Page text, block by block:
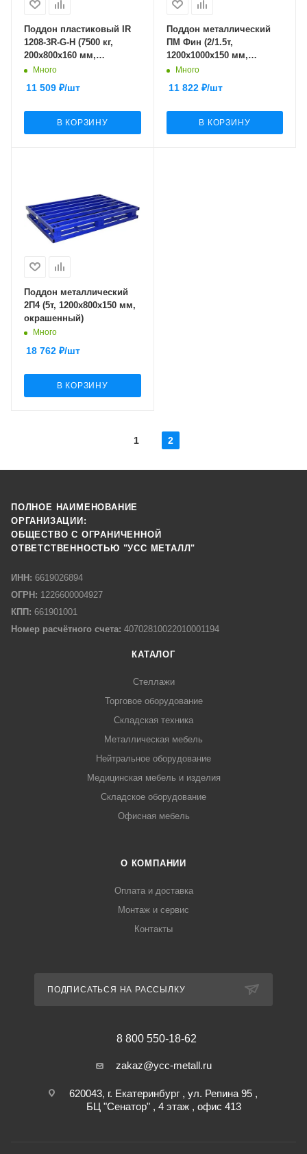
Поддон пластиковый IR
1208-3R-G-H (7500 кг,
200х800х160 мм,
сплошной,
гигиенический, на 3-х
полозьях, усиленный,
Много
11 509 ₽/шт
В КОРЗИНУ
Поддон металлический
ПМ Фин (2/1.5т,
1200x1000x150 мм,
окрашенный)
Много
11 822₽/шт
В КОРЗИНУ
Поддон металлический
2П4 (5т, 1200x800x150 мм,
окрашенный)
Много
18 762 ₽/шт
В КОРЗИНУ
1 2
ПОЛНОЕ НАИМЕНОВАНИЕ
ОРГАНИЗАЦИИ:
ОБЩЕСТВО С ОГРАНИЧЕННОЙ
ОТВЕТСТВЕННОСТЬЮ "УСС МЕТАЛЛ"
ИНН: 6619026894
ОГРН: 1226600004927
КПП: 661901001
Номер расчётного счета: 40702810022010001194
КАТАЛОГ
Стеллажи
Торговое оборудование
Складская техника
Металлическая мебель
Нейтральное оборудование
Медицинская мебель и изделия
Складское оборудование
Офисная мебель
О КОМПАНИИ
Оплата и доставка
Монтаж и сервис
Контакты
ПОДПИСАТЬСЯ НА РАССЫЛКУ
8 800 550-18-62
zakaz@ycc-metall.ru
620043, г. Екатеринбург , ул. Репина 95 ,
БЦ "Сенатор" , 4 этаж , офис 413